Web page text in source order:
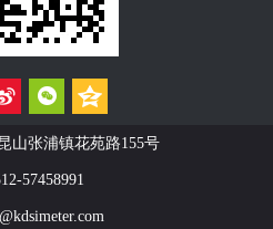
山张浦镇花苑路155号
57458991